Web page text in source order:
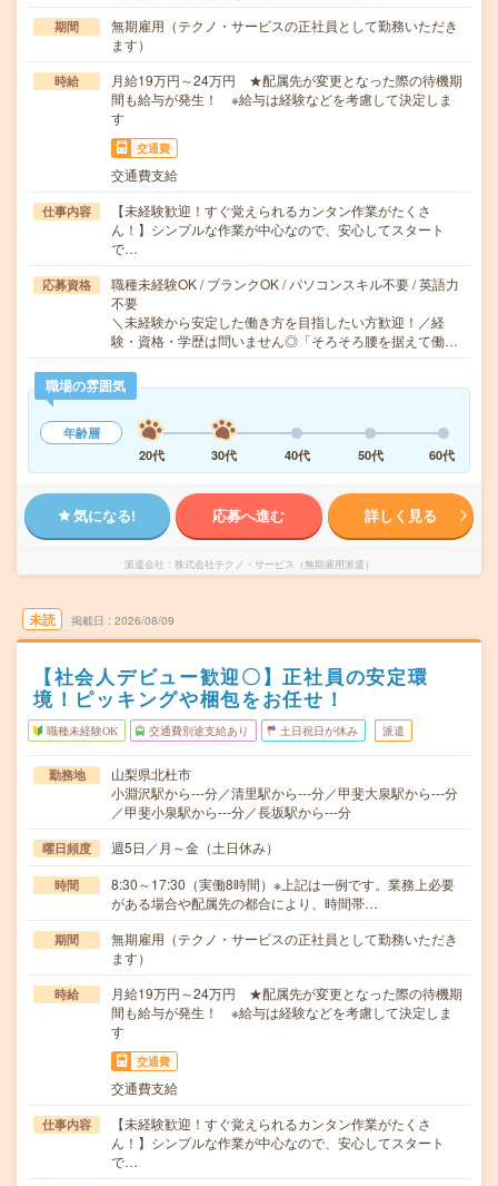
期間
無期雇用（テクノ・サービスの正社員として勤務いただき
ます）
時給
月給19万円～24万円 ★配属先が変更となった際の待機期
間も給与が発生！ ※給与は経験などを考慮して決定しま
す
交通費
交通費支給
仕事内容
【未経験歓迎！すぐ覚えられるカンタン作業がたくさ
ん！】シンプルな作業が中心なので、安心してスタート
で…
応募資格
職種未経験OK / ブランクOK / パソコンスキル不要 / 英語力
不要
＼未経験から安定した働き方を目指したい方歓迎！／経
験・資格・学歴は問いません◎「そろそろ腰を据えて働…
職場の雰囲気
年齢層
20代
30代 40代 50代 60代
気になる! 応募へ進む 詳しく見る
派遣会社 株式会社テクノ・サービス（無期雇用派遣）
未読 掲載日 2026/08/09
【社会人デビュー歓迎〇】正社員の安定環
境！ピッキングや梱包をお任せ！
職種未経験OK 交通費別途支給あり 土日祝日が休み 派遣
勤務地
山梨県北杜市
小淵沢駅から---分／清里駅から---分／甲斐大泉駅から---分
／甲斐小泉駅から---分／長坂駅から---分
曜日頻度 週5日／月～金（土日休み）
時間
8:30～17:30（実働8時間）※上記は一例です。業務上必要
がある場合や配属先の都合により、時間帯…
期間
無期雇用（テクノ・サービスの正社員として勤務いただき
ます）
時給
月給19万円～24万円 ★配属先が変更となった際の待機期
間も給与が発生！ ※給与は経験などを考慮して決定しま
す
交通費
交通費支給
仕事内容
【未経験歓迎！すぐ覚えられるカンタン作業がたくさ
ん！】シンプルな作業が中心なので、安心してスタート
で…